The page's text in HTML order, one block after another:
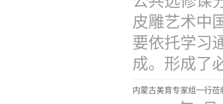
皮雕艺术中
要依托学习
成。形成了
内蒙古美育专家组一行莅